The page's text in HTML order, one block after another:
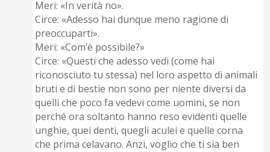
Meri: «In verità no».
Circe: «Adesso hai dunque meno ragione di
preoccuparti».
Meri: «Com’è possibile?»
Circe: «Questi che adesso vedi (come hai
riconosciuto tu stessa) nel loro aspetto di animali
bruti e di bestie non sono per niente diversi da
quelli che poco fa vedevi come uomini, se non
perché ora soltanto hanno reso evidenti quelle
unghie, quei denti, quegli aculei e quelle corna
che prima celavano. Anzi, voglio che ti sia ben